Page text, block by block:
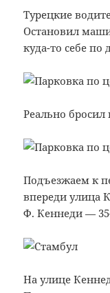
Турецкие
Остановил
куда-то себе по
Реально бросил
Подъезжаем к
впереди улица
Ф. Кеннеди —
На улице